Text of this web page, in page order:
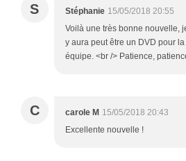
S Stéphanie 15/05/2018 20:55
Voilà une très bonne nouvelle,
y aura peut être un DVD pour
équipe. <br /> Patience,
C carole M 15/05/2018 20:43
Excellente nouvelle !